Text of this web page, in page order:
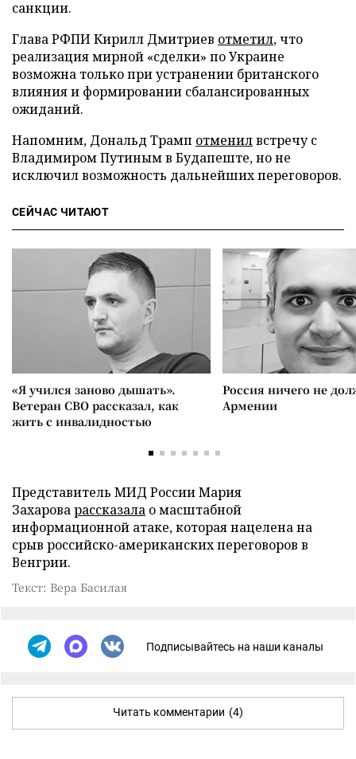
санкции.
Глава РФПИ Кирилл Дмитриев отметил, что
реализация мирной «сделки» по Украине
возможна только при устранении британского
влияния и формировании сбалансированных
ожиданий.
Напомним, Дональд Трамп отменилвстречу с
Владимиром Путиным в Будапеште, но не
исключил возможность дальнейших переговоров.
СЕЙЧАС ЧИТАЮТ
«Я учился заново дышать».
Ветеран СВО рассказал, как
жить с инвалидностью
Россия ничего не
Армении
Представитель МИД России Мария
Захароварассказала о масштабной
информационной атаке, которая нацелена на
срыв российско-американских переговоров в
Венгрии.
Текст: Вера Басилая
Подписывайтесь на наши каналы
Читать комментарии (4)